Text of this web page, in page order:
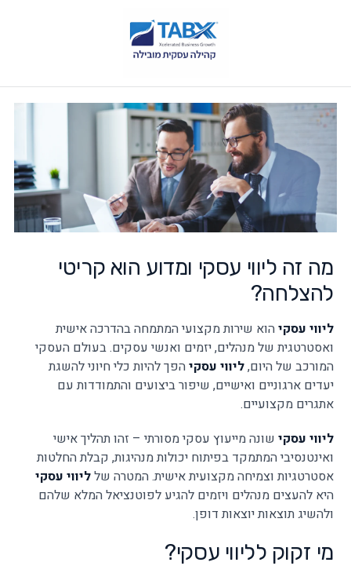
מה זה ליווי עסקי ומדוע הוא קריטי
להצלחה?
ליווי עסקיהוא שירות מקצועי המתמחה בהדרכה אישית
ואסטרטגית של מנהלים, יזמים ואנשי עסקים. בעולם העסקי
המורכב של היום,ליווי עסקיהפך להיות כלי חיוני להשגת
יעדים ארגוניים ואישיים, שיפור ביצועים והתמודדות עם
אתגרים מקצועיים.
ליווי עסקי שונה מייעוץ עסקי מסורתי – זהו תהליך אישי
ואינטנסיבי המתמקד בפיתוח יכולות מנהיגות, קבלת החלטות
אסטרטגיות וצמיחה מקצועית אישית. המטרה שלליווי עסקי
היא להעצים מנהלים ויזמים להגיע לפוטנציאל המלא שלהם
ולהשיג תוצאות יוצאות דופן.
מי זקוק לליווי עסקי?